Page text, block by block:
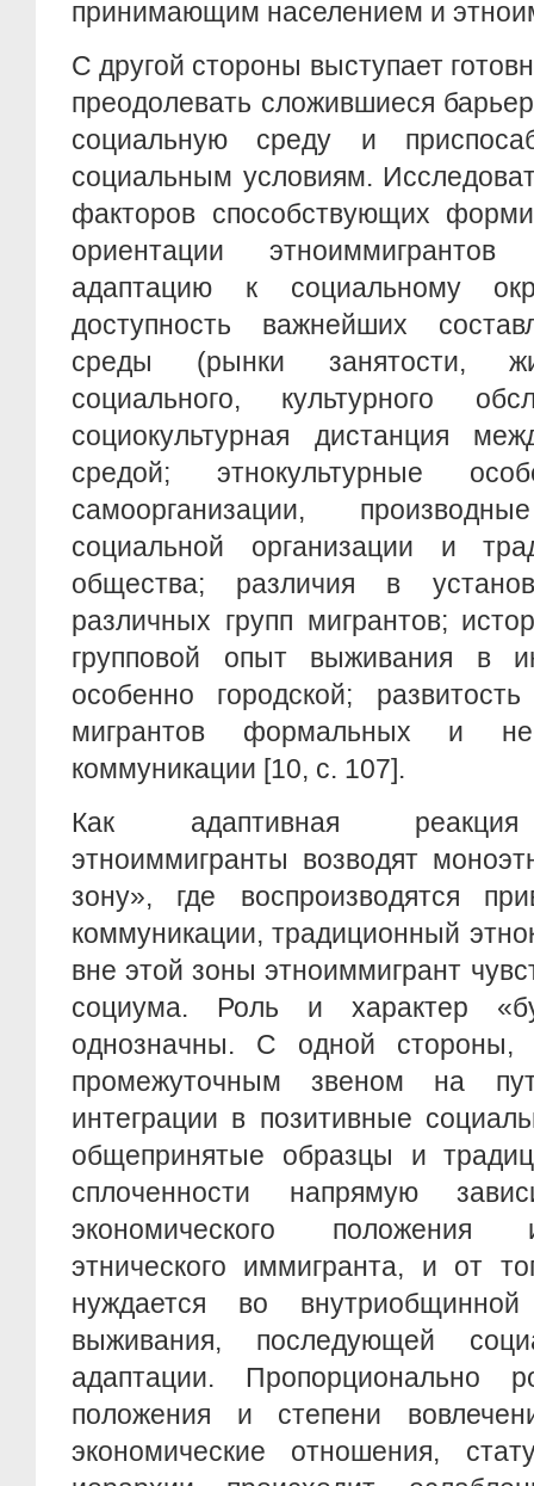
принимающим населением и
С другой стороны выступает
преодолевать сложившиеся
социальную среду и
социальным условиям.
факторов способствующих
ориентации
адаптацию к социальному
доступность важнейших
среды (рынки занятости,
социального, культурного
социокультурная дистанция
средой; этнокультурные
самоорганизации,
социальной организации и
общества; различия в
различных групп мигрантов;
групповой опыт выживания в
особенно городской;
мигрантов формальных и
коммуникации [10, c. 107].
Как адаптивная реакция
этноиммигранты возводят
зону», где воспроизводятся
коммуникации, традиционный
вне этой зоны этноиммигрант
социума. Роль и характер
однозначны. С одной
промежуточным звеном на
интеграции в позитивные
общепринятые образцы и
сплоченности напрямую
экономического положения
этнического иммигранта, и от
нуждается во
выживания, последующей
адаптации. Пропорционально
положения и степени
экономические отношения,